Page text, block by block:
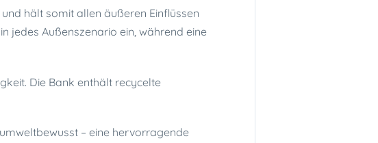
hält somit allen äußeren Einflüssen
jedes Außenszenario ein, während eine
Die Bank enthält recycelte
– eine hervorragende